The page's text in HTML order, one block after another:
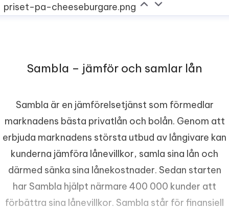
priset-pa-cheeseburgare.png
Sambla – jämför och samlar lån
Sambla är en jämförelsetjänst som förmedlar
marknadens bästa privatlån och bolån. Genom att
erbjuda marknadens största utbud av långivare kan
kunderna jämföra lånevillkor, samla sina lån och
därmed sänka sina lånekostnader. Sedan starten
har Sambla hjälpt närmare 400 000 kunder att
förbättra sina lånevillkor. Sambla står för finansiell